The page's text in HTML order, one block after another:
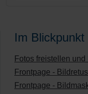
Im Blickpunkt
Fotos freistellen
Frontpage -
Frontpage -